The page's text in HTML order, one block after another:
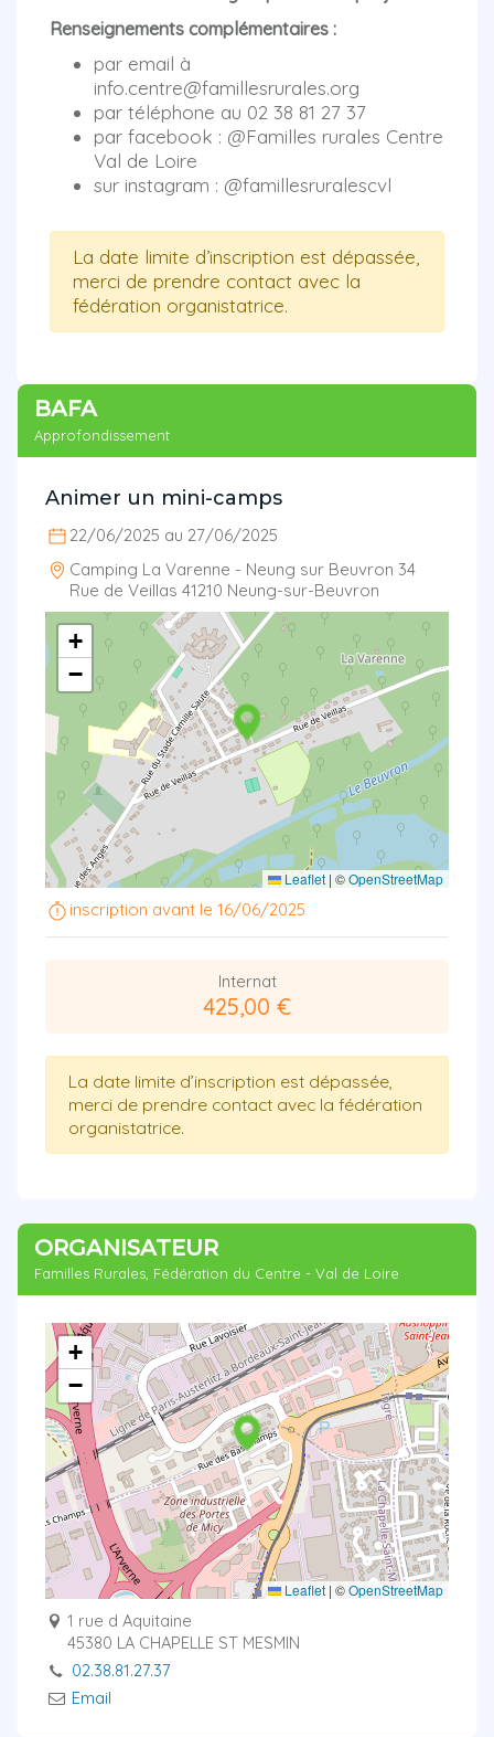
Renseignements complémentaires :
par email à
info.centre@famillesrurales.org
par téléphone au 02 38 81 27 37
par facebook : @Familles rurales Centre
Val de Loire
sur instagram : @famillesruralescvl
La date limite d’inscription est dépassée,
merci de prendre contact avec la
fédération organistatrice.
BAFA
Approfondissement
Animer un mini-camps
22/06/2025 au 27/06/2025
Camping La Varenne - Neung sur Beuvron 34
Rue de Veillas 41210 Neung-sur-Beuvron
+
−
Leaflet | ©OpenStreetMap
inscription avant le 16/06/2025
Internat
425,00 €
La date limite d’inscription est dépassée,
merci de prendre contact avec la fédération
organistatrice.
ORGANISATEUR
Familles Rurales, Fédération du Centre - Val de Loire
+
−
Leaflet | ©OpenStreetMap
1 rue d Aquitaine
45380 LA CHAPELLE ST MESMIN
02.38.81.27.37
Email